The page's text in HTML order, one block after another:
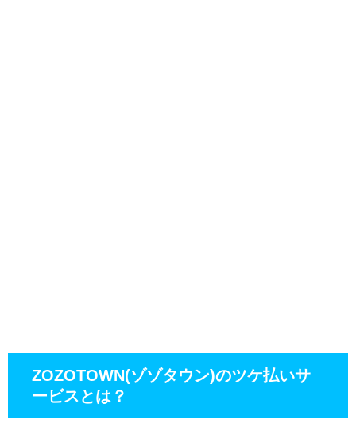
ZOZOTOWN(ゾゾタウン)のツケ払いサ
ービスとは？